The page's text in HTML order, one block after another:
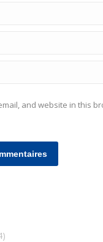
and website in this